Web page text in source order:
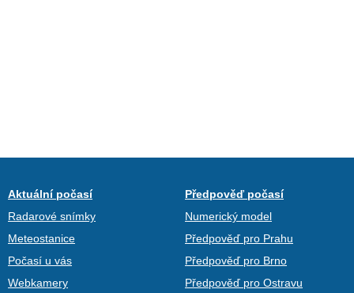
Aktuální počasí
Radarové snímky
Meteostanice
Počasí u vás
Webkamery
Předpověď počasí
Numerický model
Předpověď pro Prahu
Předpověď pro Brno
Předpověď pro Ostravu